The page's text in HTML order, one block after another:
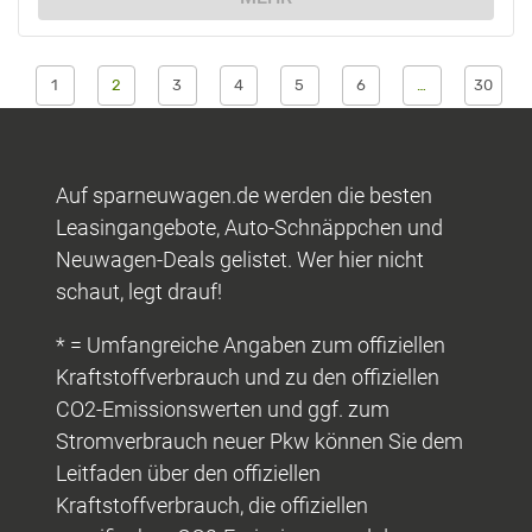
1 2 3 4 5 6 30
Auf sparneuwagen.de werden die besten
Leasingangebote, Auto-Schnäppchen und
Neuwagen-Deals gelistet. Wer hier nicht
schaut, legt drauf!
* = Umfangreiche Angaben zum offiziellen
Kraftstoffverbrauch und zu den offiziellen
CO2-Emissionswerten und ggf. zum
Stromverbrauch neuer Pkw können Sie dem
Leitfaden über den offiziellen
Kraftstoffverbrauch, die offiziellen